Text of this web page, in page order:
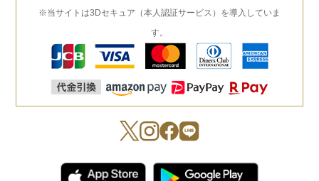
※当サイトは3Dセキュア（本人認証サービス）を導入していま
す。